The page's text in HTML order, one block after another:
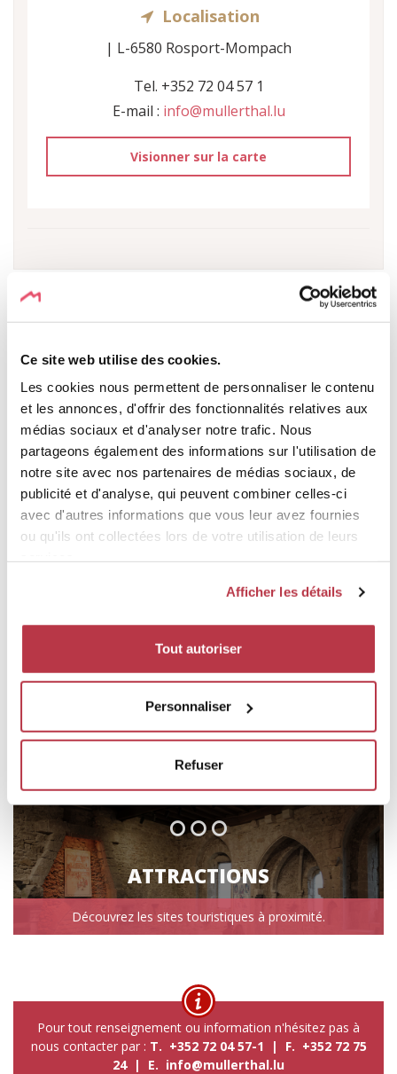
Ce site web utilise des cookies.
Les cookies nous permettent de personnaliser le contenu
et les annonces, d'offrir des fonctionnalités relatives aux
médias sociaux et d'analyser notre trafic. Nous
partageons également des informations sur l'utilisation de
notre site avec nos partenaires de médias sociaux, de
publicité et d'analyse, qui peuvent combiner celles-ci
avec d'autres informations que vous leur avez fournies
ou qu'ils ont collectées lors de votre utilisation de leurs
Afficher les détails
Tout autoriser
Personnaliser
Refuser
Localisation
| L-6580 Rosport-Mompach
Tel. +352 72 04 57 1
E-mail : info@mullerthal.lu
Visionner sur la carte
DANS LES ALENTOURS
VISIONNER SUR LA CARTE
LOGEMENT
RESTAURANTS
Dégustez dans les alentours.
ATTRACTIONS
Découvrez les sites touristiques à proximité.
Pour tout renseignement ou information n'hésitez pas à
nous contacter par : T. +352 72 04 57-1 | F. +352 72 75
24 | E. info@mullerthal.lu